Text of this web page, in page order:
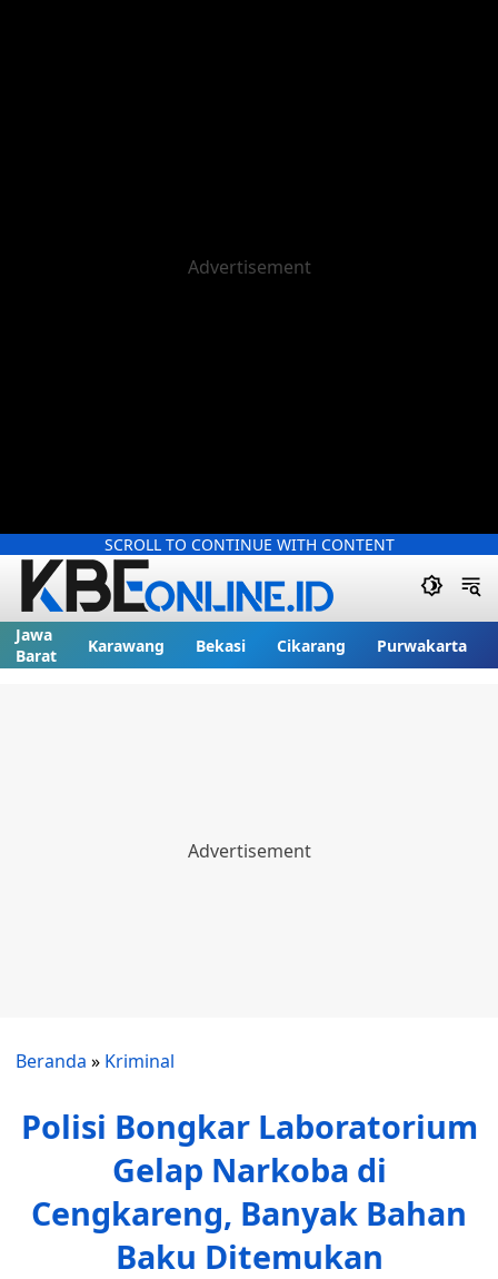
SCROLL TO CONTINUE WITH CONTENT
Jawa
Barat
Karawang Bekasi Cikarang Purwakarta
Beranda » Kriminal
Polisi Bongkar Laboratorium
Gelap Narkoba di
Cengkareng, Banyak Bahan
Baku Ditemukan